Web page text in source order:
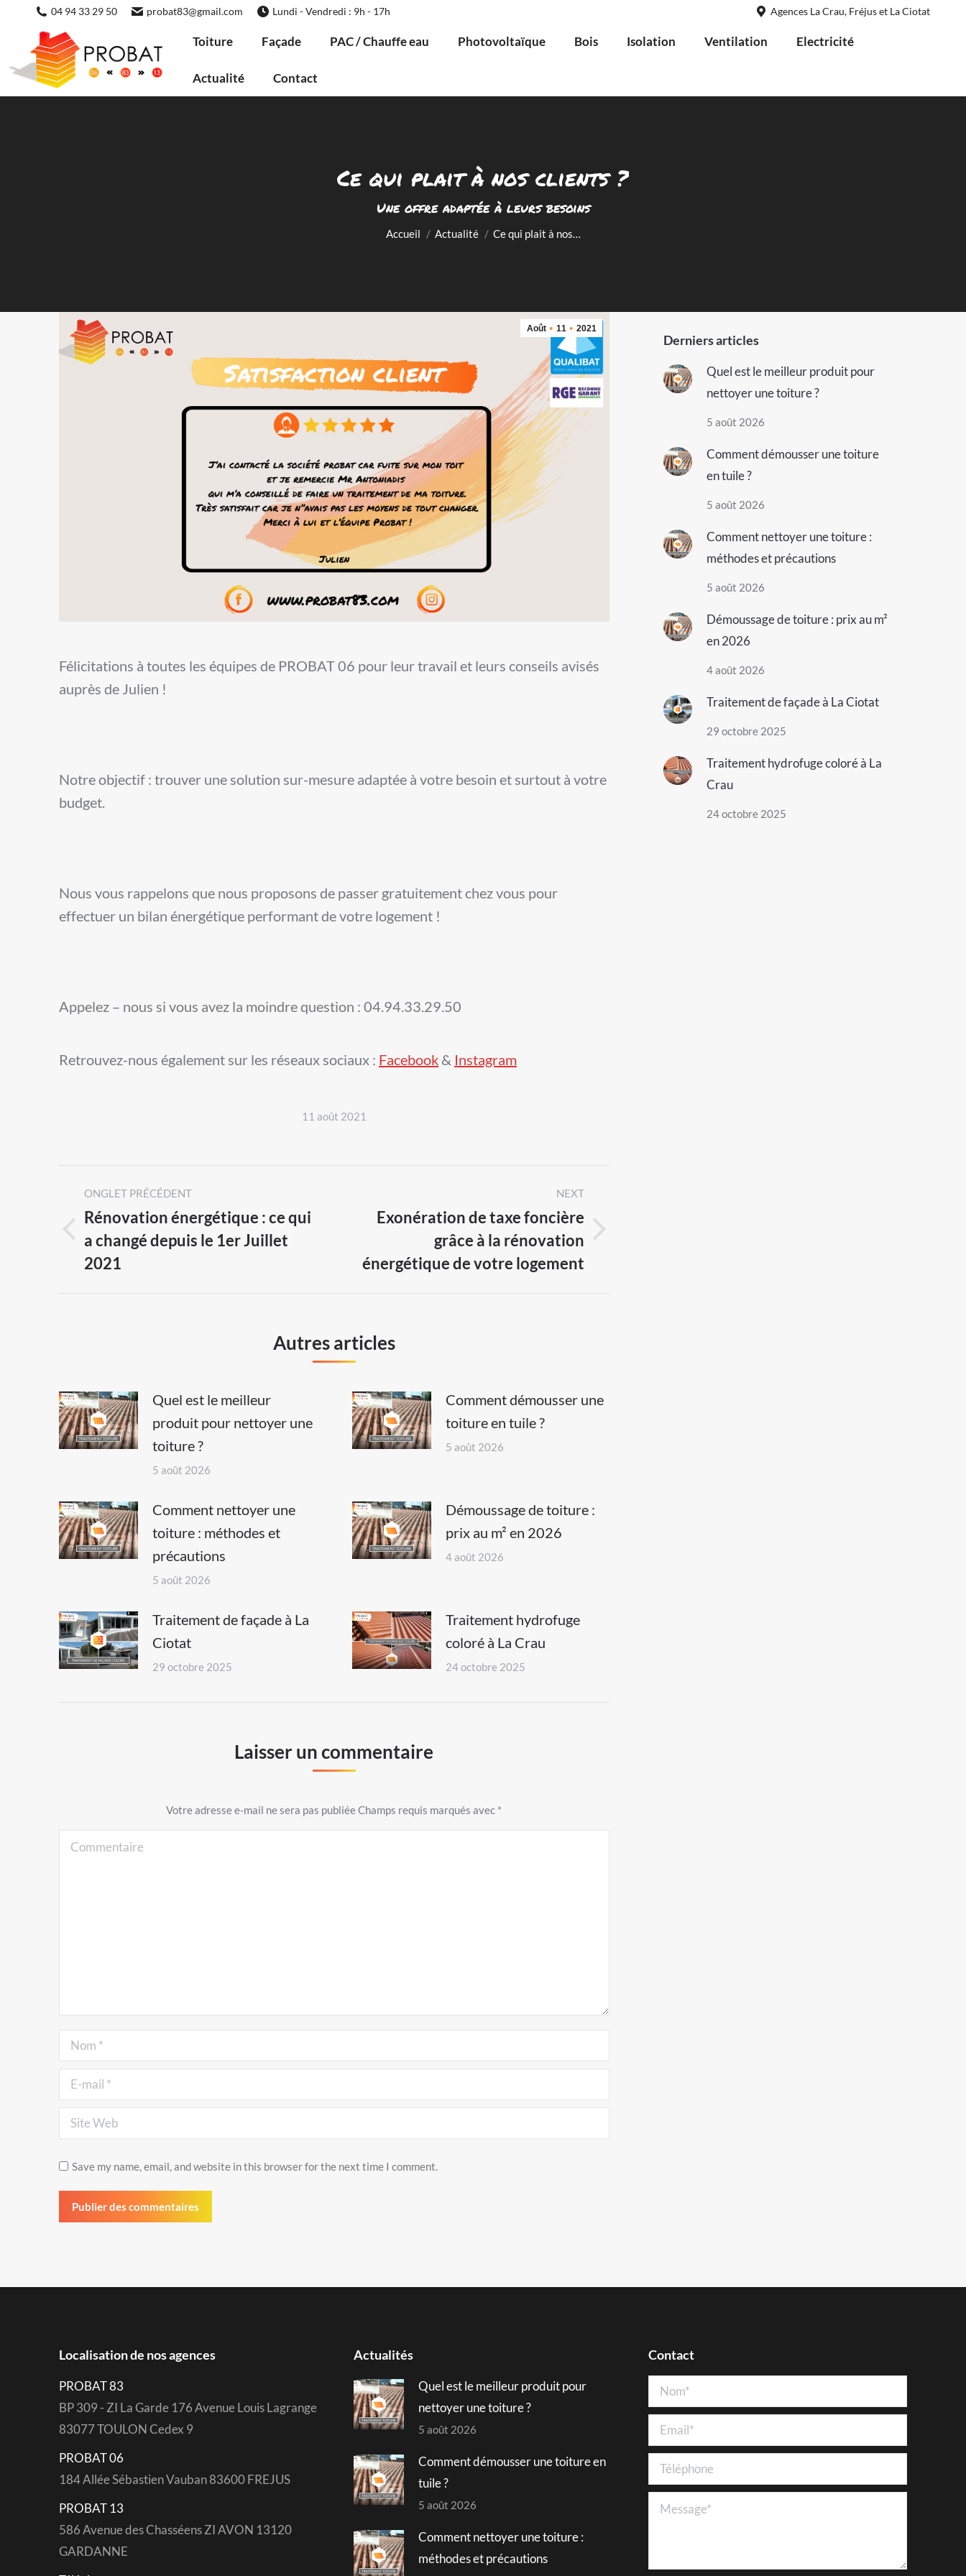
04 94 33 29 50 probat83@gmail.com Lundi - Vendredi : 9h - 17h Agences La Crau, Fréjus et La Ciotat
Toiture Façade PAC / Chauffe eau Photovoltaïque Bois Isolation Ventilation Electricité
Actualité Contact
Ce qui plait à nos clients ?
Une offre adaptée à leurs besoins
Vous êtes ici :
Accueil Actualité Ce qui plait à nos…
Août 11 2021
Félicitations à toutes les équipes de PROBAT 06 pour leur travail et leurs conseils avisés
auprès de Julien !
Notre objectif : trouver une solution sur-mesure adaptée à votre besoin et surtout à votre
budget.
Nous vous rappelons que nous proposons de passer gratuitement chez vous pour
effectuer un bilan énergétique performant de votre logement !
Appelez – nous si vous avez la moindre question : 04.94.33.29.50
Retrouvez-nous également sur les réseaux sociaux : Facebook & Instagram
11 août 2021
Post
navigation
ONGLET PRÉCÉDENT
Previous
post:
Rénovation énergétique : ce qui
a changé depuis le 1er Juillet
2021
NEXT
post:
Exonération de taxe foncière
grâce à la rénovation
énergétique de votre logement
Autres articles
Quel est le meilleur
produit pour nettoyer une
toiture ?
5 août 2026
Comment démousser une
toiture en tuile ?
5 août 2026
Comment nettoyer une
toiture : méthodes et
précautions
5 août 2026
Démoussage de toiture :
prix au m² en 2026
4 août 2026
Traitement de façade à La
Ciotat
29 octobre 2025
Traitement hydrofuge
coloré à La Crau
24 octobre 2025
Laisser un commentaire
Votre adresse e-mail ne sera pas publiée Champs requis marqués avec *
Commentaire
Nom *
E-mail *
Site Web
Save my name, email, and website in this browser for the next time I comment.
Publier des commentaires
Derniers articles
Quel est le meilleur produit pour
nettoyer une toiture ?
5 août 2026
Comment démousser une toiture
en tuile ?
5 août 2026
Comment nettoyer une toiture :
méthodes et précautions
5 août 2026
Démoussage de toiture : prix au m²
en 2026
4 août 2026
Traitement de façade à La Ciotat
29 octobre 2025
Traitement hydrofuge coloré à La
Crau
24 octobre 2025
Localisation de nos agences
PROBAT 83
BP 309 - ZI La Garde 176 Avenue Louis Lagrange
83077 TOULON Cedex 9
PROBAT 06
184 Allée Sébastien Vauban 83600 FREJUS
PROBAT 13
586 Avenue des Chasséens ZI AVON 13120
GARDANNE
Actualités
Quel est le meilleur produit pour
nettoyer une toiture ?
5 août 2026
Comment démousser une toiture en
tuile ?
5 août 2026
Comment nettoyer une toiture :
méthodes et précautions
Contact